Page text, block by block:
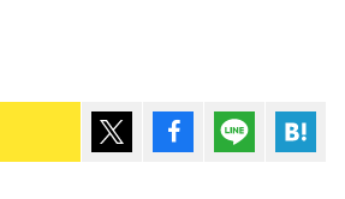
ポスト シェア Lineで送